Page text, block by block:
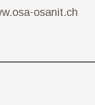
osanit.ch